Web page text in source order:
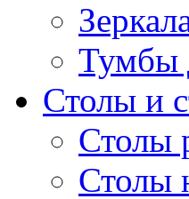
Тумбы
Столы и
Столы
Столы